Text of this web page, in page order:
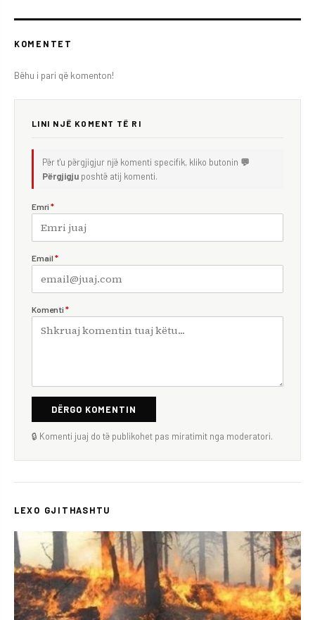
KOMENTET
Bëhu i pari që komenton!
LINI NJË KOMENT TË RI
Për t'u përgjigjur një komenti specifik, kliko butonin 💬
Përgjigju poshtë atij komenti.
Emri *
Email *
Komenti *
DËRGO KOMENTIN
🔒 Komenti juaj do të publikohet pas miratimit nga moderatori.
LEXO GJITHASHTU